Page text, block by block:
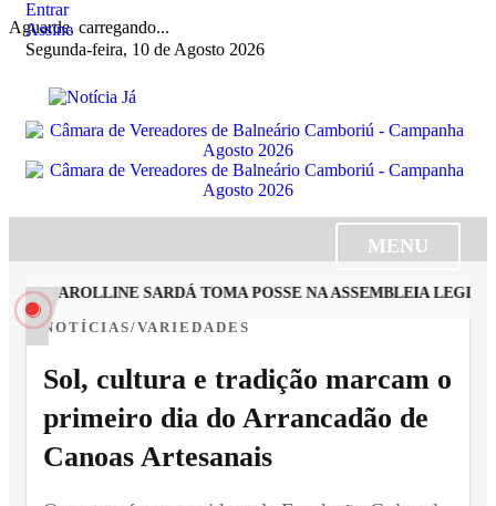
Aguarde, carregando...
Entrar
Assine
Segunda-feira, 10 de Agosto 2026
MENU
CAROLLINE SARDÁ TOMA POSSE NA ASSEMBLEIA
NOTÍCIAS/VARIEDADES
Sol, cultura e tradição marcam o
primeiro dia do Arrancadão de
Canoas Artesanais